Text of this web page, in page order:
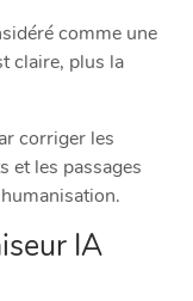
comme une
claire, plus la
corriger les
et les passages
IA